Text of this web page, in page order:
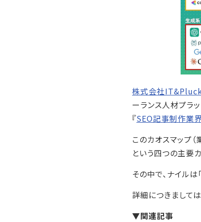
株式会社
ーランス人材プラッ
『SEO記事制作業
このカオスマップ（
という四つの主要
その中で、ナイル
詳細につきまして
▼関連記事